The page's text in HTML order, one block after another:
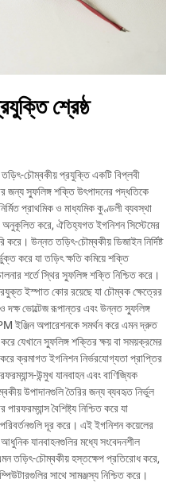
শ্রেষ্ঠ
চৌম্বকীয় প্রযুক্তি একটি বিপ্লবী
জন্য স্ফুলিঙ্গ শক্তি উৎপাদনের পদ্ধতিকে
প্রাথমিক ও মাধ্যমিক কুণ্ডলী ব্যবস্থা
অনুকূলিত করে, ঐতিহ্যগত ইগনিশন সিস্টেমের
করে। উন্নত তড়িৎ-চৌম্বকীয় ডিজাইন নির্দিষ্ট
করে যা তড়িৎ ক্ষতি কমিয়ে শক্তি
শর্তে স্থির স্ফুলিঙ্গ শক্তি নিশ্চিত করে।
ইস্পাত কোর রয়েছে যা চৌম্বক ক্ষেত্রের
ভোল্টেজ রূপান্তর এবং উন্নত স্ফুলিঙ্গ
ইঞ্জিন অপারেশনকে সমর্থন করে এমন দ্রুত
যেখানে স্ফুলিঙ্গ শক্তির ক্ষয় বা সময়ক্রমের
ক্রমাগত ইগনিশন নির্ভরযোগ্যতা প্রাপ্তির
উন্মুখ যানবাহন এবং বাণিজ্যিক
উপাদানগুলি তৈরির জন্য ব্যবহৃত নির্ভুল
বৈশিষ্ট্য নিশ্চিত করে যা
পরিবর্তনগুলি দূর করে। এই ইগনিশন কয়েলের
যানবাহনগুলির মধ্যে সংবেদনশীল
তড়িৎ-চৌম্বকীয় হস্তক্ষেপ প্রতিরোধ করে,
সাথে সামঞ্জস্য নিশ্চিত করে।